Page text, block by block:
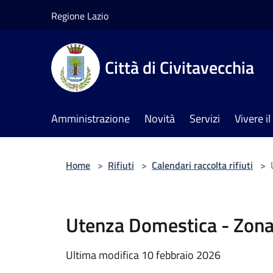
Regione Lazio
Città di Civitavecchia
Amministrazione Novità Servizi Vivere
Home > Rifiuti > Calendari raccolta rifiuti >
Utenza Domestica -
Ultima modifica 10 febbraio 2026